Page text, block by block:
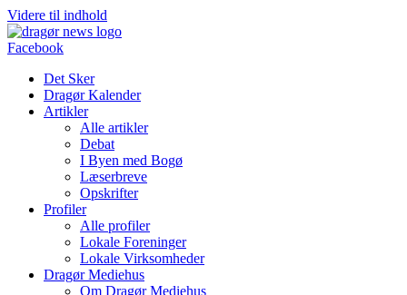
Videre til indhold
Facebook
Det Sker
Dragør Kalender
Artikler
Alle artikler
Debat
I Byen med Bogø
Læserbreve
Opskrifter
Profiler
Alle profiler
Lokale Foreninger
Lokale Virksomheder
Dragør Mediehus
Om Dragør Mediehus